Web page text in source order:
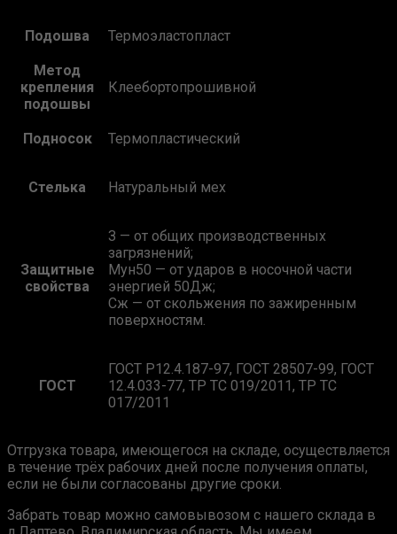
Подошва Термоэластопласт
Метод
крепления
подошвы
Клеебортопрошивной
Подносок Термопластический
Стелька Натуральный мех
Защитные
свойства
З — от общих производственных
загрязнений;
Мун50 — от ударов в носочной части
энергией 50Дж;
Сж — от скольжения по зажиренным
поверхностям.
ГОСТ
ГОСТ Р12.4.187-97, ГОСТ 28507-99, ГОСТ
12.4.033-77, ТР ТС 019/2011, ТР ТС
017/2011
Отгрузка товара, имеющегося на складе, осуществляется
в течение трёх рабочих дней после получения оплаты,
если не были согласованы другие сроки.
Забрать товар можно самовывозом с нашего склада в